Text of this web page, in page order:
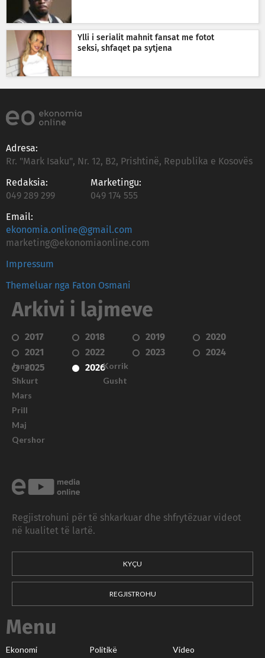
Ylli i serialit mahnit fansat me fotot
seksi, shfaqet pa sytjena
Adresa:
Rr. "Mark Isaku", Nr. 12, B2, Prishtinë, Republika e Kosovës
Redaksia:
049 289 299
Marketingu:
049 174 555
Email:
ekonomia.online@gmail.com
marketing@ekonomiaonline.com
Impressum
Themeluar nga Faton Osmani
Arkivi i lajmeve
2017 2018 2019
2020
2021
2022 2023
2024
2025
2026
Janar
Shkurt
Mars
Prill
Maj
Qershor
Korrik
Gusht
Regjistrohuni për të shkarkuar dhe shfrytëzuar videot
në kualitet të lartë.
KYÇU
REGJISTROHU
Menu
Ekonomi Politikë Video